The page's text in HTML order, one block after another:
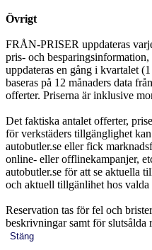
Övrigt
FRÅN-PRISER uppdateras
pris- och
uppdateras en gång i kvartalet
baseras på 12 månaders data
offerter. Priserna är inklusive
Det faktiska antalet offerter,
för verkstäders tillgänglighet
autobutler.se eller fick
online- eller offlinekampanjer,
autobutler.se för att se aktuella
och aktuell tillgänlihet hos valda
Reservation tas för fel och
beskrivningar samt för slutsålda
Stäng